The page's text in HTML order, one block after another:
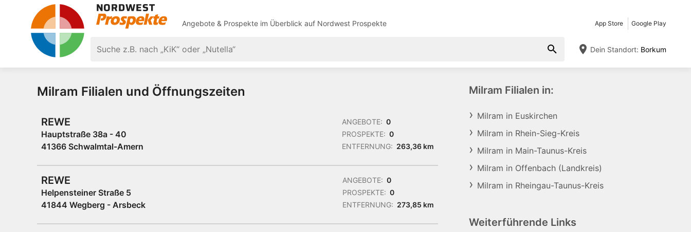
Angebote & Prospekte im Überblick auf Nordwest Prospekte App Store Google Play
Dein Standort: Borkum
Milram Filialen und Öffnungszeiten
REWE
Hauptstraße 38a - 40
41366 Schwalmtal-Amern
ANGEBOTE: 0
PROSPEKTE: 0
ENTFERNUNG: 263,36 km
REWE
Helpensteiner Straße 5
41844 Wegberg - Arsbeck
ANGEBOTE: 0
PROSPEKTE: 0
ENTFERNUNG: 273,85 km
Milram Filialen in:
Milram in Euskirchen
Milram in Rhein-Sieg-Kreis
Milram in Main-Taunus-Kreis
Milram in Offenbach (Landkreis)
Milram in Rheingau-Taunus-Kreis
Weiterführende Links